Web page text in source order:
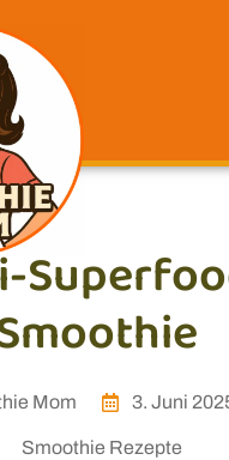
Mom 3. Juni
Smoothie Rezepte